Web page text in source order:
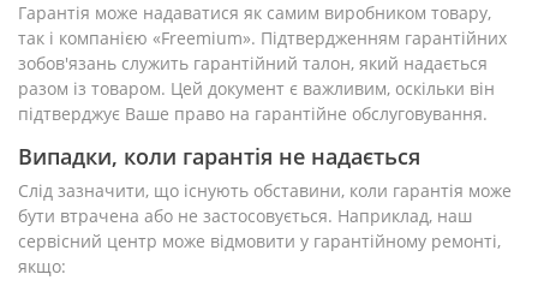
Гарантія може надаватися як самим виробником товару,
так і компанією «Freemium». Підтвердженням гарантійних
зобов'язань служить гарантійний талон, який надається
разом із товаром. Цей документ є важливим, оскільки він
підтверджує Ваше право на гарантійне обслуговування.
Випадки, коли гарантія не надається
Слід зазначити, що існують обставини, коли гарантія може
бути втрачена або не застосовується. Наприклад, наш
сервісний центр може відмовити у гарантійному ремонті,
якщо: